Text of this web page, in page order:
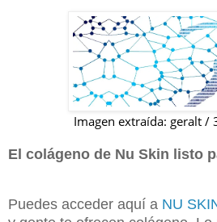
Imagen extraída: geralt /
El colágeno de Nu Skin listo
Puedes acceder aquí a NU